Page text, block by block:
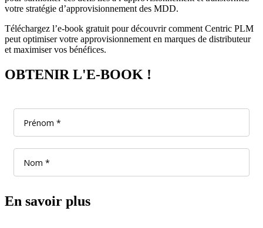
votre stratégie d’approvisionnement des MDD.
Téléchargez l’e-book gratuit pour découvrir comment Centric PLM
peut optimiser votre approvisionnement en marques de distributeur
et maximiser vos bénéfices.
OBTENIR L'E-BOOK !
En savoir plus